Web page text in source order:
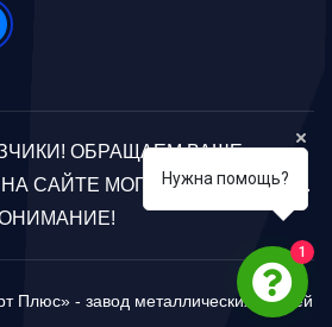
ОБРАЩАЕМ ВАШЕ
САЙТЕ МОГУТ ОТЛИЧАТЬСЯ.
Плюс» - завод металлических дверей
Нужна помощь?
1